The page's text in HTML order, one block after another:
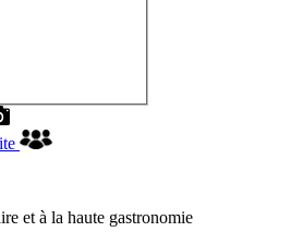
et à la haute gastronomie